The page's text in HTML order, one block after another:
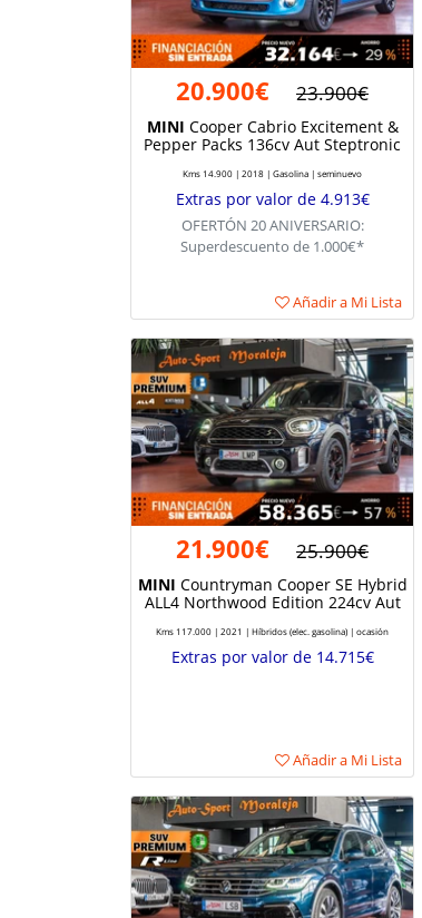
20.900€ 23.900€
MINI Cooper Cabrio Excitement &
Pepper Packs 136cv Aut Steptronic
Kms 14.900 | 2018 | Gasolina | seminuevo
Extras por valor de 4.913€
OFERTÓN 20 ANIVERSARIO:
Superdescuento de 1.000€*
Añadir a Mi Lista
21.900€ 25.900€
MINI Countryman Cooper SE Hybrid
ALL4 Northwood Edition 224cv Aut
Kms 117.000 | 2021 | Híbridos (elec. gasolina) | ocasión
Extras por valor de 14.715€
Añadir a Mi Lista